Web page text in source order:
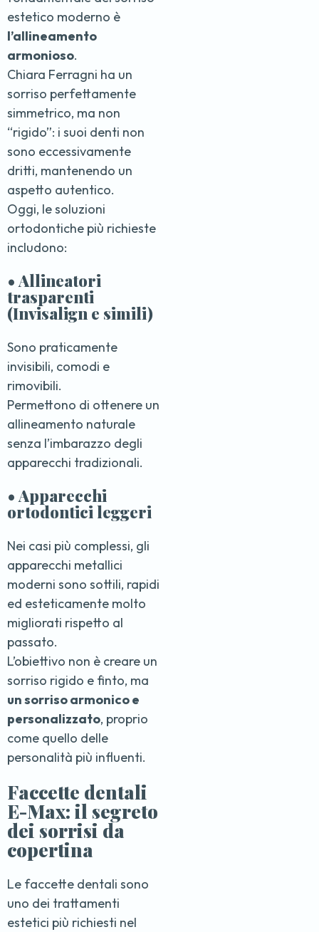
estetico moderno è
l’allineamento
armonioso.
Chiara Ferragni ha un
sorriso perfettamente
simmetrico, ma non
“rigido”: i suoi denti non
sono eccessivamente
dritti, mantenendo un
aspetto autentico.
Oggi, le soluzioni
ortodontiche più richieste
includono:
•Allineatori
trasparenti
(Invisalign e simili)
Sono praticamente
invisibili, comodi e
rimovibili.
Permettono di ottenere un
allineamento naturale
senza l’imbarazzo degli
apparecchi tradizionali.
• Apparecchi
ortodontici leggeri
Nei casi più complessi, gli
apparecchi metallici
moderni sono sottili, rapidi
ed esteticamente molto
migliorati rispetto al
passato.
L’obiettivo non è creare un
sorriso rigido e finto, ma
un sorriso armonico e
personalizzato, proprio
come quello delle
personalità più influenti.
Faccette dentali
E-Max: il segreto
dei sorrisi da
copertina
Le faccette dentali sono
uno dei trattamenti
estetici più richiesti nel